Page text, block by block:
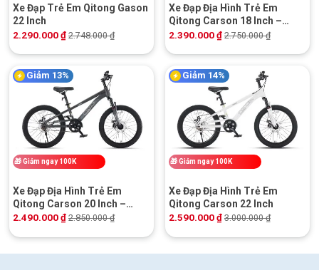
Xe Đạp Trẻ Em Qitong Gason
22 Inch
2.290.000₫ 2.748.000₫
Xe Đạp Địa Hình Trẻ Em
Qitong Carson 18 Inch –
Phanh Đĩa Cơ
2.390.000₫ 2.750.000₫
Giảm 13%
🎁Giảm ngay 100K
Xe Đạp Địa Hình Trẻ Em
Qitong Carson 20 Inch –
Phanh Đĩa Cơ
2.490.000₫ 2.850.000₫
Giảm 14%
🎁Giảm ngay 100K
Xe Đạp Địa Hình Trẻ Em
Qitong Carson 22 Inch
2.590.000₫ 3.000.000₫